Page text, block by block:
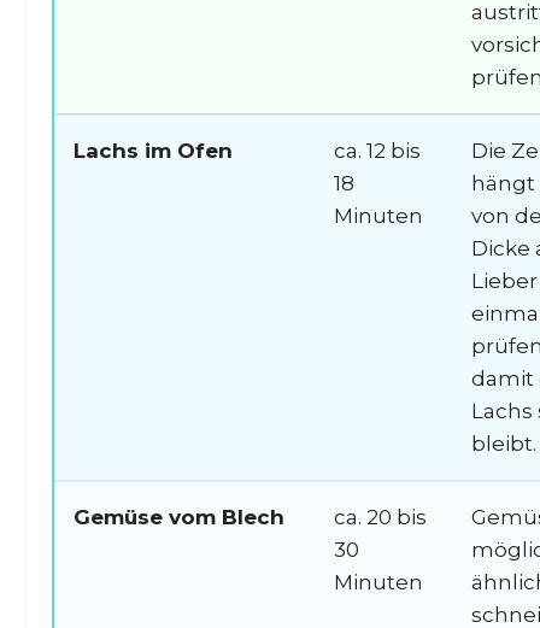
Lachs im Ofen
ca. 12 bis
18
Minuten
Die
hängt
von
Dicke
Lieber
damit
Lachs
bleibt.
Gemüse vom Blech
ca. 20 bis
30
Minuten